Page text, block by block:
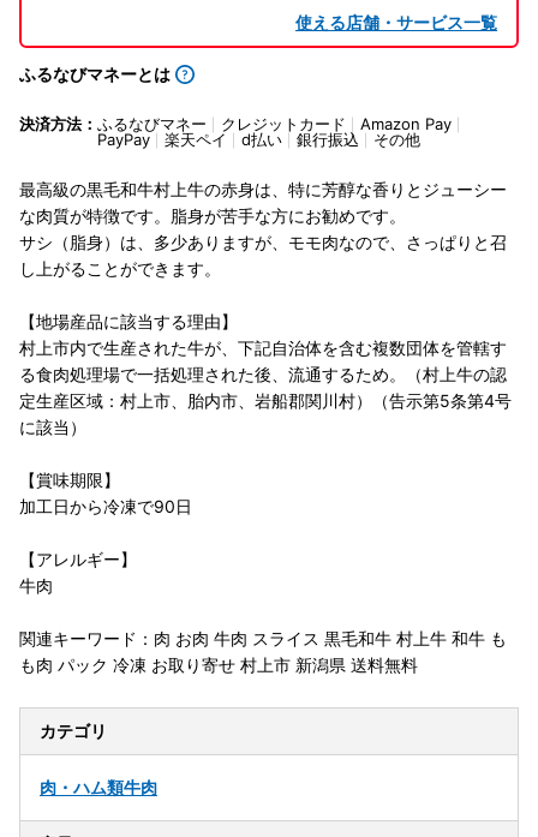
使える店舗・サービス一覧
ふるなびマネーとは
決済方法： ふるなびマネー クレジットカード
Amazon Pay
PayPay
楽天ペイ d払い 銀行振込 その他
最高級の黒毛和牛村上牛の赤身は、特に芳醇な香りとジューシー
な肉質が特徴です。脂身が苦手な方にお勧めです。
サシ（脂身）は、多少ありますが、モモ肉なので、さっぱりと召
し上がることができます。
【地場産品に該当する理由】
村上市内で生産された牛が、下記自治体を含む複数団体を管轄す
る食肉処理場で一括処理された後、流通するため。（村上牛の認
定生産区域：村上市、胎内市、岩船郡関川村）（告示第5条第4号
に該当）
【賞味期限】
加工日から冷凍で90日
【アレルギー】
牛肉
関連キーワード：肉 お肉 牛肉 スライス 黒毛和牛 村上牛 和牛 も
も肉 パック 冷凍 お取り寄せ 村上市 新潟県 送料無料
カテゴリ
肉・ハム類牛肉